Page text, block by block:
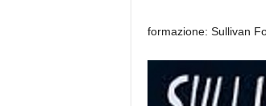
formazione: Sullivan